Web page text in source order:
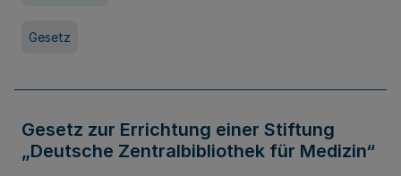
Gesetz
Gesetz zur Errichtung einer Stiftung
„Deutsche Zentralbibliothek für Medizin“